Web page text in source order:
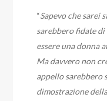
“Sapevo che sarei
sarebbero fidate
essere una donna
Ma davvero non
appello sarebbero
dimostrazione